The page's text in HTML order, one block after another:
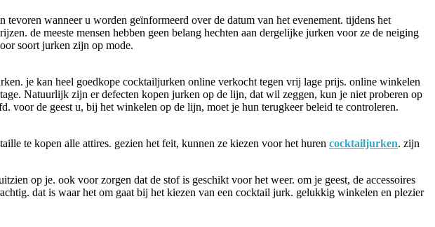
wanneer u worden geïnformeerd over de datum van het evenement. tijdens het
de meeste mensen hebben geen belang hechten aan dergelijke jurken voor ze de neiging
soort jurken zijn op mode.
je kan heel goedkope cocktailjurken online verkocht tegen vrij lage prijs. online winkelen
Natuurlijk zijn er defecten kopen jurken op de lijn, dat wil zeggen, kun je niet proberen op
voor de geest u, bij het winkelen op de lijn, moet je hun terugkeer beleid te controleren.
te kopen alle attires. gezien het feit, kunnen ze kiezen voor het huren cocktailjurken. zijn
op je. ook voor zorgen dat de stof is geschikt voor het weer. om je geest, de accessoires
dat is waar het om gaat bij het kiezen van een cocktail jurk. gelukkig winkelen en plezier